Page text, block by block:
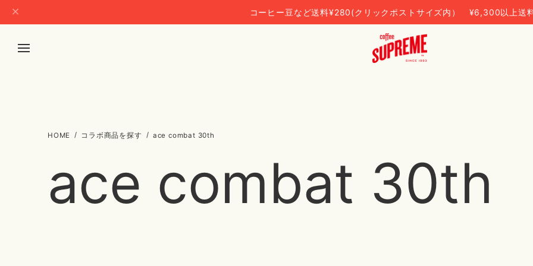
コーヒー豆など送料¥280(クリックポストサイズ内） ¥6,300以上送
コラボ商品を探す ace combat 30th
ace combat 30th